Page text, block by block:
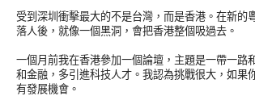
受到深圳衝擊最大的不是台灣，而是香港。在新
落人後，就像一個黑洞，會把香港整個吸過去。
一個月前我在香港參加一個論壇，主題是一帶一
和金融，多引進科技人才。我認為挑戰很大，如
有發展機會。